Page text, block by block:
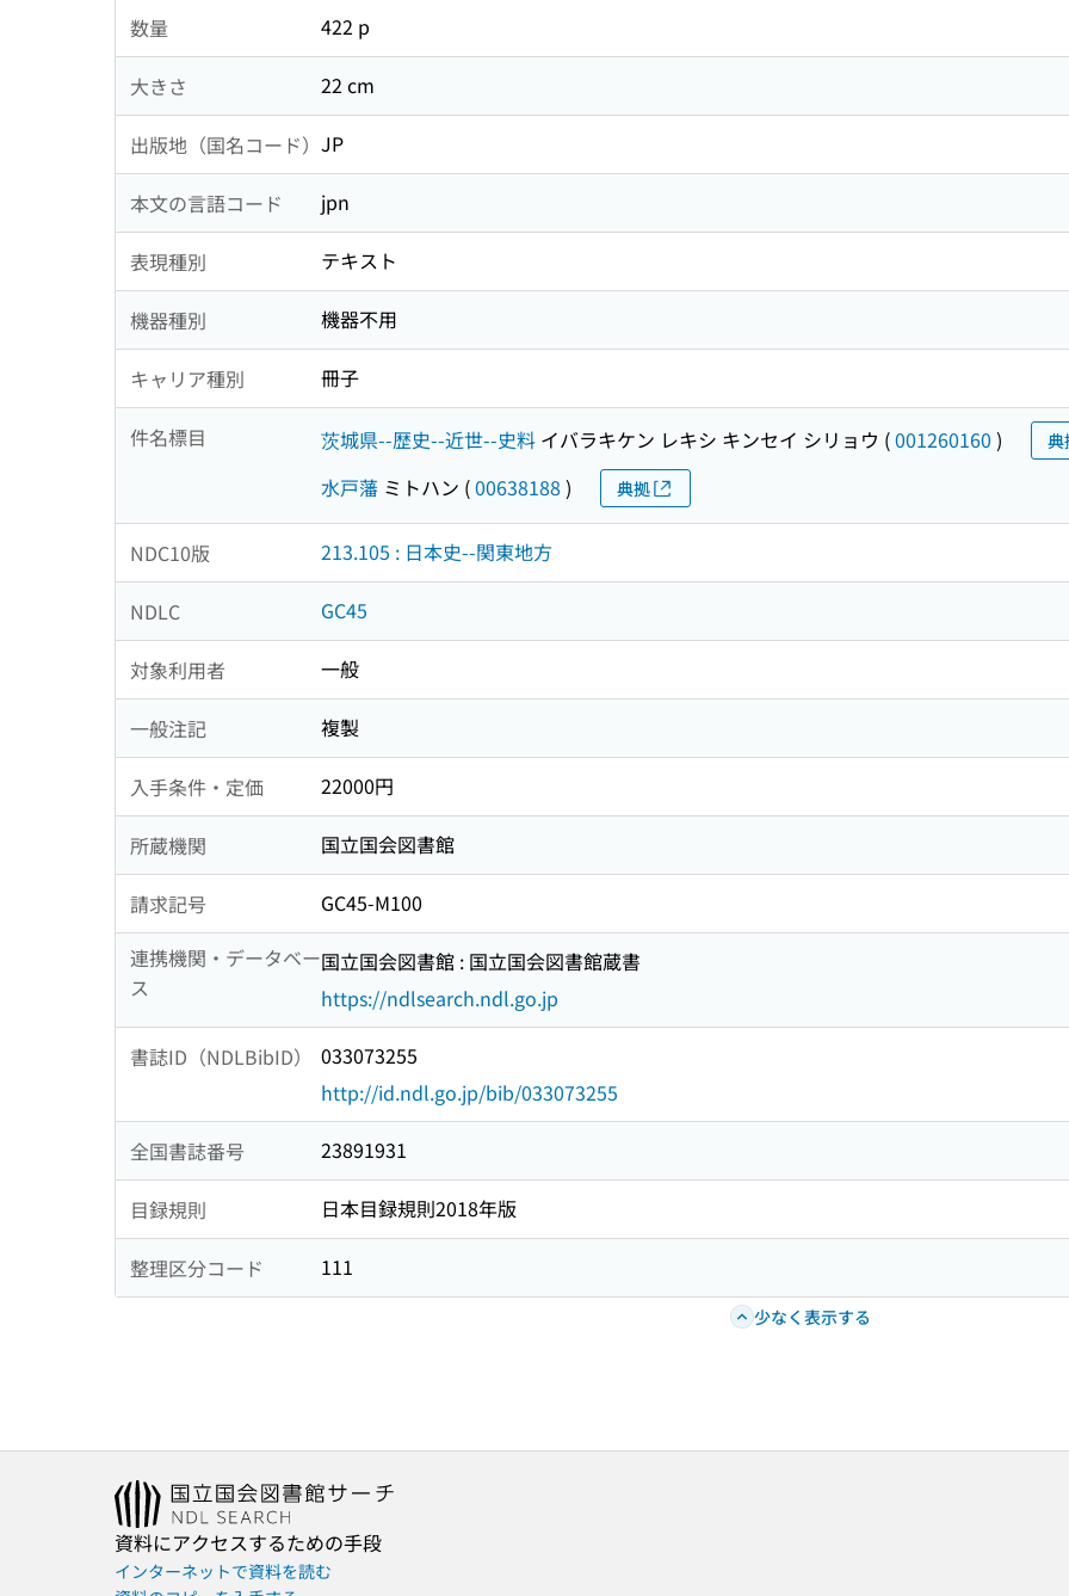
数量 422 p
大きさ 22 cm
出版地（国名コード） JP
本文の言語コード jpn
表現種別 テキスト
機器種別 機器不用
キャリア種別 冊子
件名標目 茨城県--歴史--近世--史料 イバラキケン レキシ キンセイ シリョウ (001260160 ) 典
水戸藩 ミトハン (00638188 ) 典拠
NDC10版 213.105 : 日本史--関東地方
NDLC GC45
対象利用者 一般
一般注記 複製
入手条件・定価 22000円
所蔵機関 国立国会図書館
請求記号
GC45-M100
連携機関・データベー
ス
国立国会図書館 : 国立国会図書館蔵書
https://ndlsearch.ndl.go.jp
書誌ID（NDLBibID）
033073255
http://id.ndl.go.jp/bib/033073255
全国書誌番号 23891931
目録規則 日本目録規則2018年版
整理区分コード 111
少なく表示する
資料にアクセスするための手段
インターネットで資料を読む